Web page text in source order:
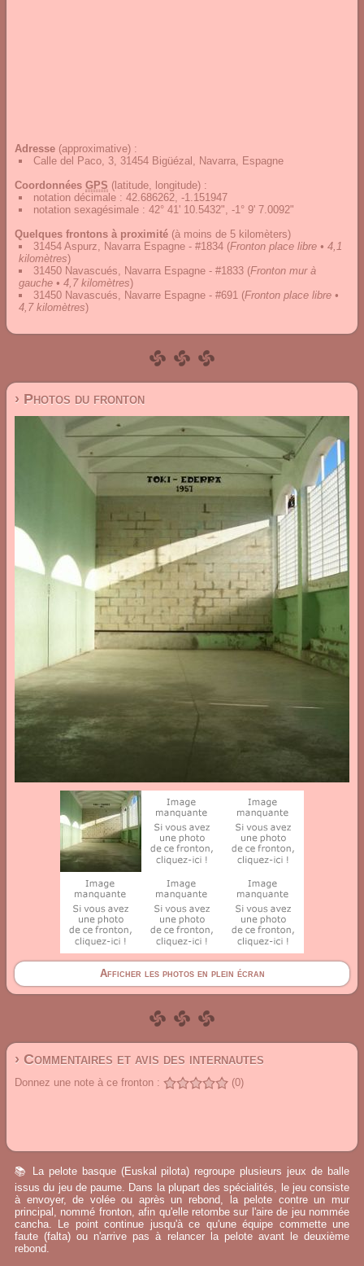
Adresse (approximative) :
Calle del Paco, 3, 31454 Bigüézal, Navarra, Espagne
Coordonnées GPS (latitude, longitude) :
notation décimale : 42.686262, -1.151947
notation sexagésimale : 42° 41' 10.5432", -1° 9' 7.0092"
Quelques frontons à proximité (à moins de 5 kilomèters)
31454 Aspurz, Navarra Espagne - #1834 (Fronton place libre • 4,1
kilomètres)
31450 Navascués, Navarra Espagne - #1833 (Fronton mur à
gauche • 4,7 kilomètres)
31450 Navascués, Navarre Espagne - #691 (Fronton place libre •
4,7 kilomètres)
› Photos du fronton
Afficher les photos en plein écran
› Commentaires et avis des internautes
Donnez une note à ce fronton : (0)
📚 La pelote basque (Euskal pilota) regroupe plusieurs jeux de balle
issus du jeu de paume. Dans la plupart des spécialités, le jeu consiste
à envoyer, de volée ou après un rebond, la pelote contre un mur
principal, nommé fronton, afin qu'elle retombe sur l'aire de jeu nommée
cancha. Le point continue jusqu'à ce qu'une équipe commette une
faute (falta) ou n'arrive pas à relancer la pelote avant le deuxième
rebond.